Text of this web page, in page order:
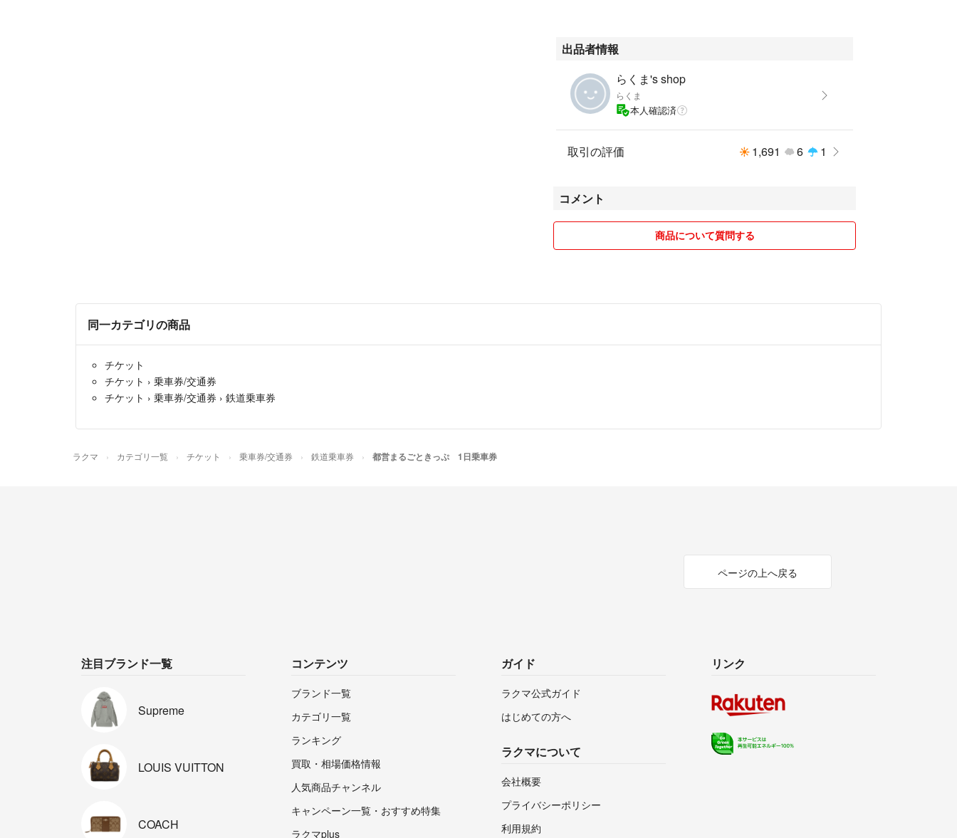
出品者情報
らくま's shop
らくま
本人確認済
取引の評価 1,691 6 1
コメント
商品について質問する
同一カテゴリの商品
チケット
チケット › 乗車券/交通券
チケット › 乗車券/交通券 › 鉄道乗車券
ラクマ カテゴリ一覧 チケット 乗車券/交通券 鉄道乗車券 都営まるごときっぷ 1日乗車券
ページの上へ戻る
注目ブランド一覧
Supreme
LOUIS VUITTON
COACH
コンテンツ
ブランド一覧
カテゴリ一覧
ランキング
買取・相場価格情報
人気商品チャンネル
キャンペーン一覧・おすすめ特集
ラクマplus
ガイド
ラクマ公式ガイド
はじめての方へ
ラクマについて
会社概要
プライバシーポリシー
利用規約
リンク